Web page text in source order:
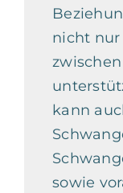
nicht nur
kann
sowie